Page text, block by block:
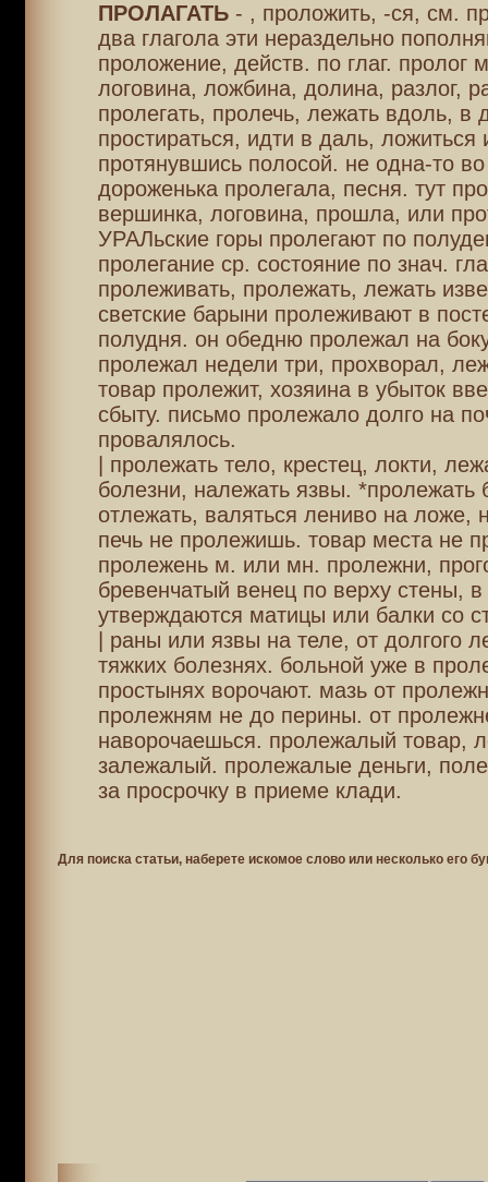
ПРОЛАГАТЬ- , проложить, -ся, см.
два глагола эти нераздельно
проложение, действ. по глаг. пролог
логовина, ложбина, долина, разлог,
пролегать, пролечь, лежать вдоль, в
простираться, идти в даль, ложиться
протянувшись полосой. не одна-то
дороженька пролегала, песня. тут
вершинка, логовина, прошла, или
УРАЛьские горы пролегают по
пролегание ср. состояние по знач.
пролеживать, пролежать, лежать
светские барыни пролеживают в
полудня. он обедню пролежал на
пролежал недели три, прохворал,
товар пролежит, хозяина в убыток
сбыту. письмо пролежало долго на
провалялось.
| пролежать тело, крестец, локти,
болезни, належать язвы. *пролежать
отлежать, валяться лениво на ложе,
печь не пролежишь. товар места не
пролежень м. или мн. пролежни,
бревенчатый венец по верху стены, в
утверждаются матицы или балки со
| раны или язвы на теле, от долгого
тяжких болезнях. больной уже в
простынях ворочают. мазь от
пролежням не до перины. от
наворочаешься. пролежалый товар,
залежалый. пролежалые деньги,
за просрочку в приеме клади.
Для поиска статьи, наберете искомое слово или несколько его